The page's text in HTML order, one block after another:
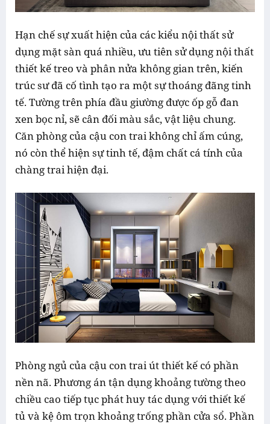
Hạn chế sự xuất hiện của các kiểu nội thất sử
dụng mặt sàn quá nhiều, ưu tiên sử dụng nội thất
thiết kế treo và phân nửa không gian trên, kiến
trúc sư đã cố tình tạo ra một sự thoáng đãng tinh
tế. Tường trên phía đầu giường được ốp gỗ đan
xen bọc nỉ, sẽ cân đối màu sắc, vật liệu chung.
Căn phòng của cậu con trai không chỉ ấm cúng,
nó còn thể hiện sự tinh tế, đậm chất cá tính của
chàng trai hiện đại.
Phòng ngủ của cậu con trai út thiết kế có phần
nền nã. Phương án tận dụng khoảng tường theo
chiều cao tiếp tục phát huy tác dụng với thiết kế
tủ và kệ ôm trọn khoảng trống phần cửa sổ. Phần